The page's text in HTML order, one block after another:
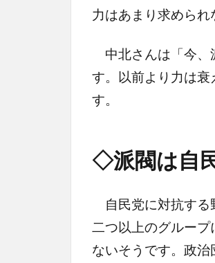
力はあまり求められ
中北さんは「今、
す。以前より力は衰
す。
◇派閥は自
自民党に対抗する
二つ以上のグループ
ないそうです。政治